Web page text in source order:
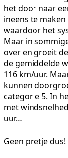
het door naar
ineens te
waardoor het
Maar in
over en groeit
de gemiddelde
116 km/uur.
kunnen
categorie 5. In
met
uur…
Geen pretje dus!